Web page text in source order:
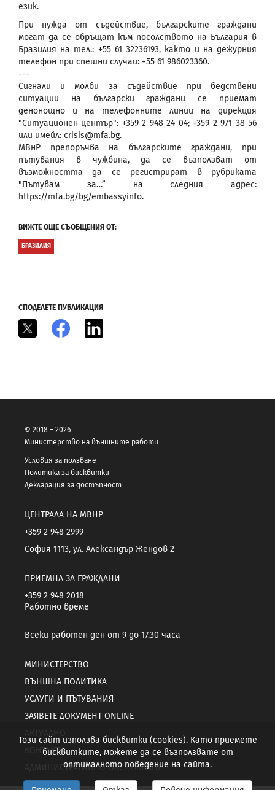
език.
При нужда от съдействие, българските граждани
могат да се обръщат към посолството на България в
Бразилия на тел.: +55 61 32236193, както и на дежурния
телефон при спешни случаи: +55 61 986023360.
---
Сигнали и молби за съдействие при бедствени
ситуации на български граждани се приемат
денонощно и на телефонните линии на дирекция
"Ситуационен център": +359 2 948 24 04; +359 2 971 38 56
или имейл: crisis@mfa.bg.
МВнР препоръчва на българските граждани, при
пътувания в чужбина, да се възползват от
възможността да се регистрират в рубриката
"Пътувам за…” на следния адрес:
https://mfa.bg/bg/embassyinfo.
ВИЖТЕ ОЩЕ СЪОБЩЕНИЯ ОТ:
БРАЗИЛИЯ
СПОДЕЛЕТЕ ПУБЛИКАЦИЯ
Facebook
© 2018 – 2026
Министерство на външните работи
Условия за ползване
Политика за бисквитки
Декларация за достъпност
ЦЕНТРАЛА НА МВНР
+359 2 948 2999
София 1113, ул. Александър Жендов 2
ПРИЕМНА ЗА ГРАЖДАНИ
+359 2 948 2018
Работно време
Всеки работен ден от 9 до 17.30 часа
МИНИСТЕРСТВО
ВЪНШНА ПОЛИТИКА
УСЛУГИ И ПЪТУВАНИЯ
ЗАЯВЕТЕ ДОКУМЕНТ ONLINE
КОНТАКТИ
АДМИНИСТРАТИВНО ОБСЛУЖВАНЕ
Този сайт използва бисквитки (cookies). Като приемете
бисквитките, можете да се възползвате от
оптималното поведение на сайта.